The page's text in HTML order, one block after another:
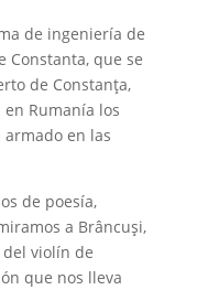
de ingeniería de
Constanta, que se
de Constanţa,
Rumanía los
en las
de poesía,
a Brâncuşi,
violín de
que nos lleva